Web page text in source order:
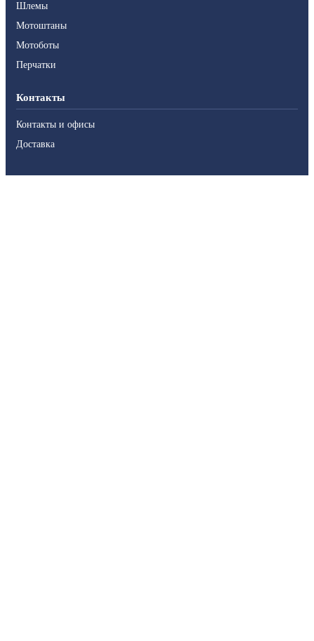
Шлемы
Мотоштаны
Мотоботы
Перчатки
Контакты
Контакты и офисы
Доставка